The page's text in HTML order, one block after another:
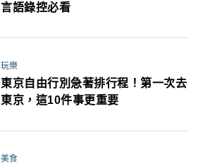
言語錄控必看
玩樂
東京自由行別急著排行程！第一次去
東京，這10件事更重要
美食